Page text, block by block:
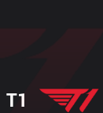
T1